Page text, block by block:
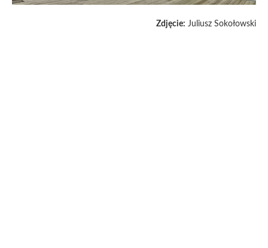
Zdjęcie: Juliusz Sokołowski